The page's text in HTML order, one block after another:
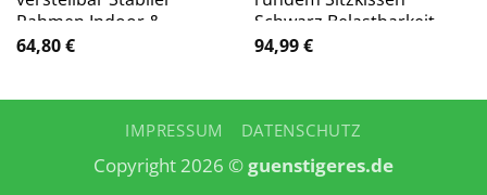
Rahmen Indoor &
Outdoor Mit Tragetasche
Balkon Terrasse
64,80€
Schwarz Belastbarkeit
max. 100 kg
94,99€
IMPRESSUM DATENSCHUTZ
Copyright 2026 ©guenstigeres.de